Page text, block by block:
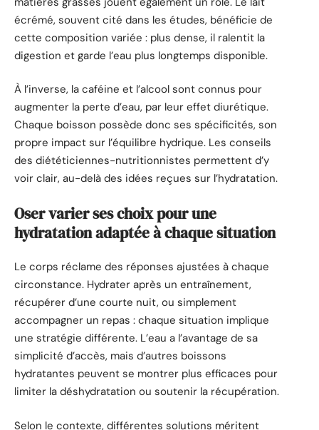
écrémé, souvent cité dans les études, bénéficie de
cette composition variée : plus dense, il ralentit la
digestion et garde l’eau plus longtemps disponible.
À l’inverse, la caféine et l’alcool sont connus pour
augmenter la perte d’eau, par leur effet diurétique.
Chaque boisson possède donc ses spécificités, son
propre impact sur l’équilibre hydrique. Les conseils
des diététiciennes-nutritionnistes permettent d’y
voir clair, au-delà des idées reçues sur l’hydratation.
Oser varier ses choix pour une
hydratation adaptée à chaque situation
Le corps réclame des réponses ajustées à chaque
circonstance. Hydrater après un entraînement,
récupérer d’une courte nuit, ou simplement
accompagner un repas : chaque situation implique
une stratégie différente. L’eau a l’avantage de sa
simplicité d’accès, mais d’autres boissons
hydratantes peuvent se montrer plus efficaces pour
limiter la déshydratation ou soutenir la récupération.
Selon le contexte, différentes solutions méritent